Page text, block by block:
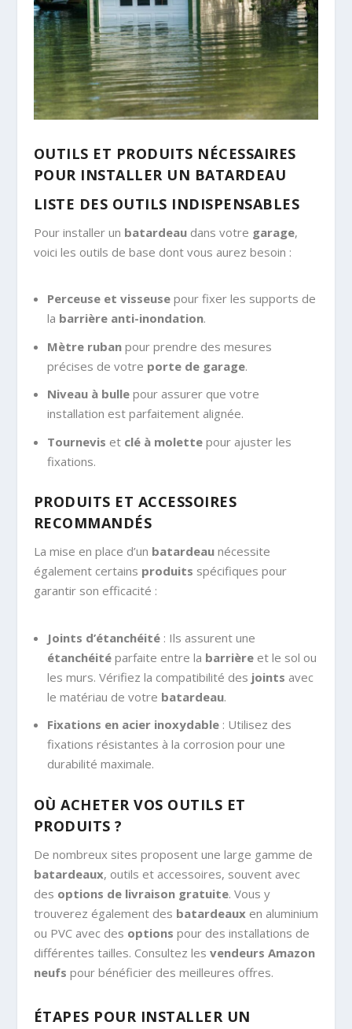
OUTILS ET PRODUITS NÉCESSAIRES
POUR INSTALLER UN BATARDEAU
LISTE DES OUTILS INDISPENSABLES
Pour installer un batardeaudans votre garage,
voici les outils de base dont vous aurez besoin :
Perceuse et visseusepour fixer les supports de
la barrière anti-inondation.
Mètre rubanpour prendre des mesures
précises de votre porte de garage.
Niveau à bullepour assurer que votre
installation est parfaitement alignée.
Tournevis et clé à molettepour ajuster les
fixations.
PRODUITS ET ACCESSOIRES
RECOMMANDÉS
La mise en place d’un batardeaunécessite
également certains produits spécifiques pour
garantir son efficacité :
Joints d’étanchéité: Ils assurent une
étanchéitéparfaite entre la barrièreet le sol ou
les murs. Vérifiez la compatibilité des joints avec
le matériau de votre batardeau.
Fixations en acier inoxydable: Utilisez des
fixations résistantes à la corrosion pour une
durabilité maximale.
OÙ ACHETER VOS OUTILS ET
PRODUITS ?
De nombreux sites proposent une large gamme de
batardeaux, outils et accessoires, souvent avec
des options de livraison gratuite. Vous y
trouverez également des batardeaux en aluminium
ou PVC avec des options pour des installations de
différentes tailles. Consultez les vendeurs Amazon
neufs pour bénéficier des meilleures offres.
ÉTAPES POUR INSTALLER UN